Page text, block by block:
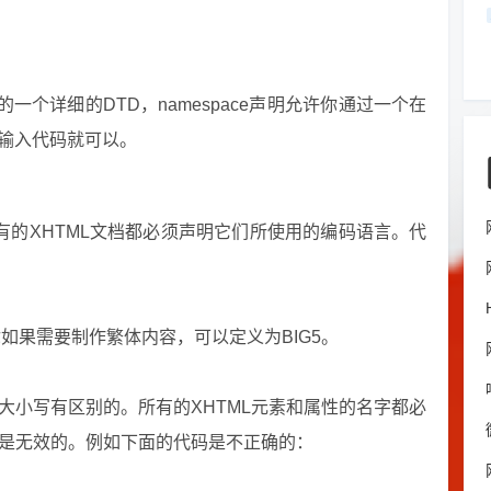
个详细的DTD，namespace声明允许你通过一个在
入代码就可以。
XHTML文档都必须声明它们所使用的编码语言。代
需要制作繁体内容，可以定义为BIG5。
写有区别的。所有的XHTML元素和属性的名字都必
效的。例如下面的代码是不正确的：